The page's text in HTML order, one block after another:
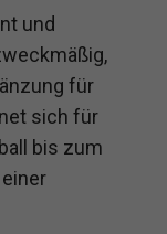
und
für
sich für
bis zum